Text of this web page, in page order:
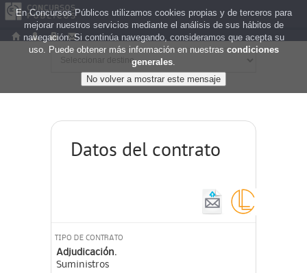
Datos del contrato
TIPO DE CONTRATO
Adjudicación.
Suministros
En Concursos Públicos utilizamos cookies propias y de terceros para
mejorar nuestros servicios mediante el análisis de sus hábitos de
navegación. Si continúa navegando, consideramos que acepta su
uso. Puede obtener más información en nuestras condiciones
generales.